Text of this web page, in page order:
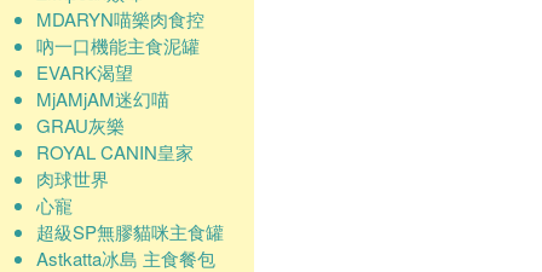
MDARYN喵樂肉食控
吶一口機能主食泥罐
EVARK渴望
MjAMjAM迷幻喵
GRAU灰樂
ROYAL CANIN皇家
肉球世界
心寵
超級SP無膠貓咪主食罐
Astkatta冰島 主食餐包